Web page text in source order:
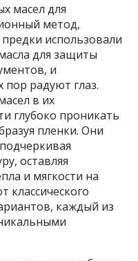
масел для
метод,
использовали
для защиты
и
пор радуют глаз.
в их
глубоко проникать
пленки. Они
оставляя
и мягкости на
классического
каждый из